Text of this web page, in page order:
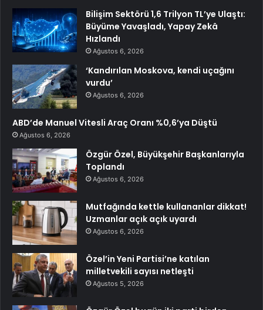
Bilişim Sektörü 1,6 Trilyon TL’ye Ulaştı:
Büyüme Yavaşladı, Yapay Zekâ
Hızlandı
Ağustos 6, 2026
‘Kandırılan Moskova, kendi uçağını
vurdu’
Ağustos 6, 2026
ABD’de Manuel Vitesli Araç Oranı %0,6’ya Düştü
Ağustos 6, 2026
Özgür Özel, Büyükşehir Başkanlarıyla
Toplandı
Ağustos 6, 2026
Mutfağında kettle kullananlar dikkat!
Uzmanlar açık açık uyardı
Ağustos 6, 2026
Özel’in Yeni Partisi’ne katılan
milletvekili sayısı netleşti
Ağustos 5, 2026